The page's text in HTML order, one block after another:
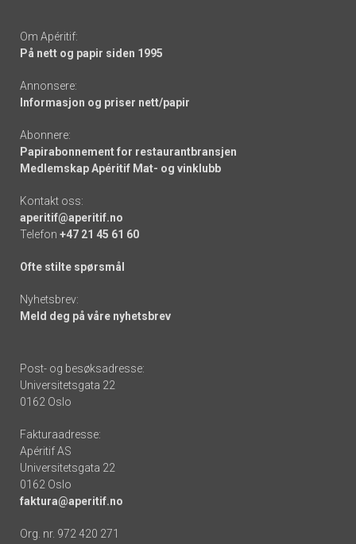
Om Apéritif:
På nett og papir siden 1995
Annonsere:
Informasjon og priser nett/papir
Abonnere:
Papirabonnement for restaurantbransjen
Medlemskap Apéritif Mat- og vinklubb
Kontakt oss:
aperitif@aperitif.no
Telefon +47 21 45 61 60
Ofte stilte spørsmål
Nyhetsbrev:
Meld deg på våre nyhetsbrev
Post- og besøksadresse:
Universitetsgata 22
0162 Oslo
Fakturaadresse:
Apéritif AS
Universitetsgata 22
0162 Oslo
faktura@aperitif.no
Org. nr. 972 420 271